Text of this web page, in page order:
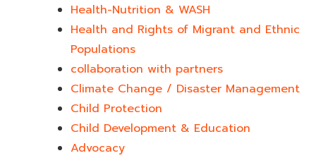
Health-Nutrition & WASH
Health and Rights of Migrant and Ethnic
Populations
collaboration with partners
Climate Change / Disaster Management
Child Protection
Child Development & Education
Advocacy